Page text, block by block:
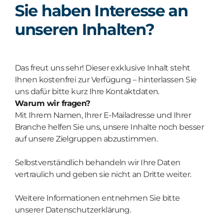
Sie haben Interesse an
unseren Inhalten?
Das freut uns sehr! Dieser exklusive Inhalt steht
Ihnen kostenfrei zur Verfügung – hinterlassen Sie
uns dafür bitte kurz Ihre Kontaktdaten.
Warum wir fragen?
Mit Ihrem Namen, Ihrer E-Mailadresse und Ihrer
Branche helfen Sie uns, unsere Inhalte noch besser
auf unsere Zielgruppen abzustimmen.
Selbstverständlich behandeln wir Ihre Daten
vertraulich und geben sie nicht an Dritte weiter.
Weitere Informationen entnehmen Sie bitte
unserer Datenschutzerklärung.